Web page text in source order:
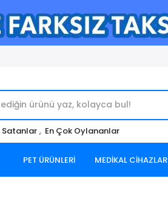
Satanlar , En Çok Oylananlar
PET ÜRÜNLERİ MEDİKAL CİHAZLAR